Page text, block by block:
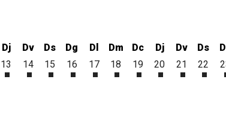
d'agost12 d'agost
Dj
13
Dijous 13 d'agost
Dv
14
Divendres 14 d'agost
Ds
15
Dissabte 15 d'agost
Dg
16
Diumenge 16 d'agost
Dl
17
Dilluns 17 d'agost
Dm
18
Dimarts 18 d'agost
Dc
19
Dimecres 19 d'agost
Dj
20
Dijous 20
Dv
21
Ds
22